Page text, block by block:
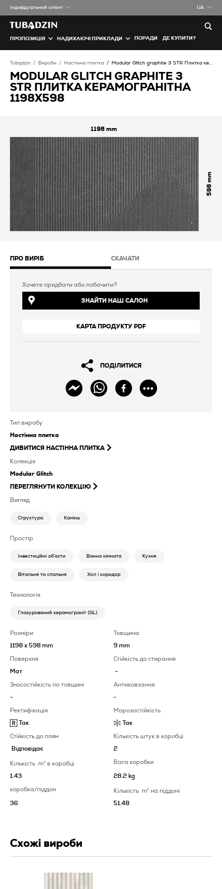
Iндивідуальний клієнт UA
ПРОПОЗИЦІЯ НАДИХАЮЧІ ПРИКЛАДИ ПОРАДИ ДЕ КУПИТИ?
Tubądzin Вироби Настінна плитка Modular Glitch graphite 3 STR Плитка керамогранітна
MODULAR GLITCH GRAPHITE 3
STR ПЛИТКА КЕРАМОГРАНІТНА
1198X598
1198
598
ПРО ВИРІБ СКАЧАТИ
Хочете придбати або побачити?
ЗНАЙТИ НАШ САЛОН
КАРТА ПРОДУКТУ PDF
ПОДІЛИТИСЯ
Тип виробу
Настінна плитка
ДИВИТИСЯ НАСТІННА ПЛИТКА
Колекція
Modular Glitch
ПЕРЕГЛЯНУТИ КОЛЕКЦІЮ
Вигляд
Структура Камінь
Простір
Інвестиційні об’єкти Ванна кімната Кухня
Вітальня та спальня Хол і коридор
Технологія
Глазурований керамограніт (GL)
Розміри
1198 x 598 mm
Товщина
9 mm
Поверхня
Мат
Стійкість до стирання
-
Зносостійкість по товщині
-
Антиковзання
-
Ректифікація
Так
Морозостійкість
Так
Стійкість до плям
Відповідає
Кількість штук в коробці
2
Кількість m2 в коробці
1.43
Вага коробки
28.2 kg
коробка/піддон
36
Кількістьm2 на піддоні
51.48
Схожі вироби